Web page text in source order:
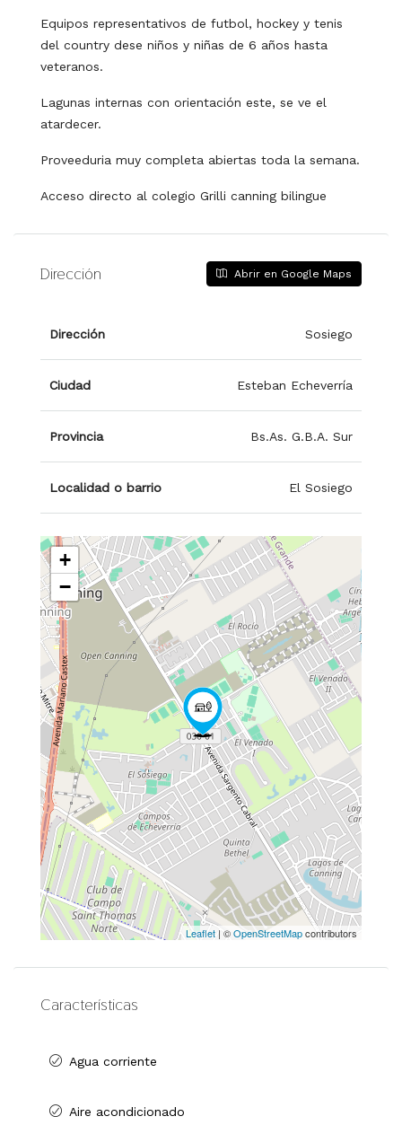
Equipos representativos de futbol, hockey y tenis
del country dese niños y niñas de 6 años hasta
veteranos.
Lagunas internas con orientación este, se ve el
atardecer.
Proveeduria muy completa abiertas toda la semana.
Acceso directo al colegio Grilli canning bilingue
Dirección Abrir en Google Maps
Dirección Sosiego
Ciudad Esteban Echeverría
Provincia Bs.As. G.B.A. Sur
Localidad o barrio El Sosiego
+
−
Leaflet | ©OpenStreetMapcontributors
Características
Agua corriente
Aire acondicionado